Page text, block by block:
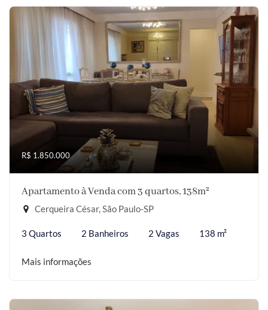
R$ 1.850.000
Apartamento à Venda com 3 quartos, 138m²
Cerqueira César, São Paulo-SP
3 Quartos 2 Banheiros 2 Vagas 138 m²
Mais informações